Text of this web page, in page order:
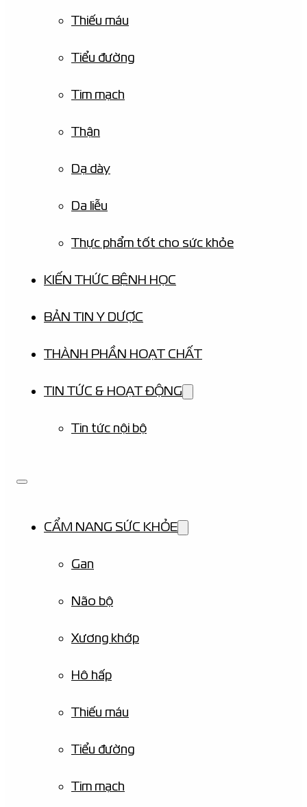
Thiếu máu
Tiểu đường
Tim mạch
Thận
Dạ dày
Da liễu
Thực phẩm tốt cho sức khỏe
KIẾN THỨC BỆNH HỌC
BẢN TIN Y DƯỢC
THÀNH PHẦN HOẠT CHẤT
TIN TỨC & HOẠT ĐỘNG
Tin tức nội bộ
CẨM NANG SỨC KHỎE
Gan
Não bộ
Xương khớp
Hô hấp
Thiếu máu
Tiểu đường
Tim mạch